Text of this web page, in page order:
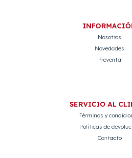
Nosotros
Novedades
Preventa
SERVICIO AL
Términos y
Políticas de
Contacto